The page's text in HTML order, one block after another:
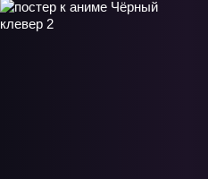
легендой» ТВ-1